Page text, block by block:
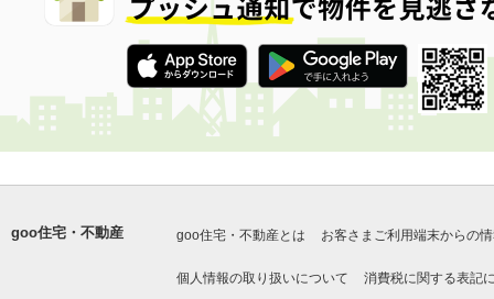
goo住宅・不動産 goo住宅・不動産とは お客さまご利用端末からの
個人情報の取り扱いについて 消費税に関する表記